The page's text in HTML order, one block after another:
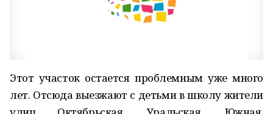
Этот участок остается проблемным уже много
лет. Отсюда выезжают с детьми в школу жители